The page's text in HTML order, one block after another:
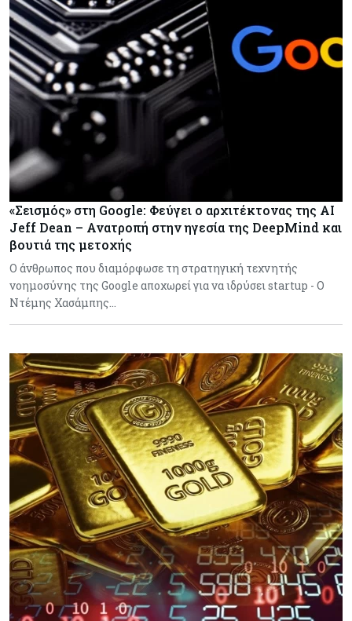
«Σεισμός» στη Google: Φεύγει ο αρχιτέκτονας της AI
Jeff Dean – Ανατροπή στην ηγεσία της DeepMind και
βουτιά της μετοχής
Ο άνθρωπος που διαμόρφωσε τη στρατηγική τεχνητής
νοημοσύνης της Google αποχωρεί για να ιδρύσει startup - Ο
Ντέμης Χασάμπης…